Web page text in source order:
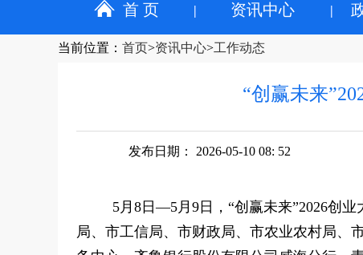
首 页 资讯中心
当前位置 ： 首页>资讯中心>工作动态
“创赢未来
发布日期： 2026-05-10 08: 52
5月8日—5月9日，“创赢未来”2026创业大
局、市工信局、市财政局、市农业农村局、